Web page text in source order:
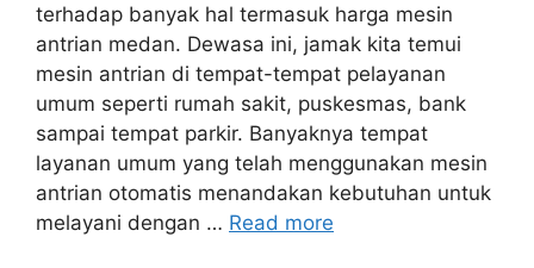
terhadap banyak hal termasuk harga mesin
antrian medan. Dewasa ini, jamak kita temui
mesin antrian di tempat-tempat pelayanan
umum seperti rumah sakit, puskesmas, bank
sampai tempat parkir. Banyaknya tempat
layanan umum yang telah menggunakan mesin
antrian otomatis menandakan kebutuhan untuk
melayani dengan … Read more